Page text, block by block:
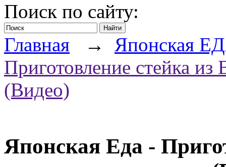
Поиск по сайту:
Главная → Японская
Приготовление стейка
(Видео)
Японская Еда -